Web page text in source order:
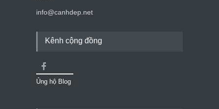
info@canhdep.net
Kênh cộng đồng
Ủng hộ Blog